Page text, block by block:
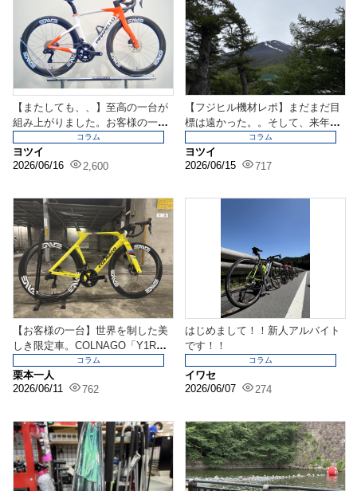
【またしても、、】至高の一台が
組み上がりました。お客様の一
ヨツイ
2026/06/16
2,600
コラム
【フジヒル機材レポ】まだまだ目
標は遠かった。。そして、来年の
フジヒルはもう始まっ...
ヨツイ
2026/06/15
717
コラム
【お客様の一台】世界を制した美
しき限定車。COLNAGO「Y1RS T
栗本一人
2026/06/11
762
コラム
はじめまして！！新人アルバイト
です！！
イワセ
2026/06/07
274
コラム